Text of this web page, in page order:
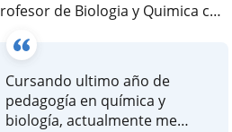
Profesor de Biologia y Quimica con experiencia en PAES
Cursando ultimo año de
pedagogía en química y
biología, actualmente me